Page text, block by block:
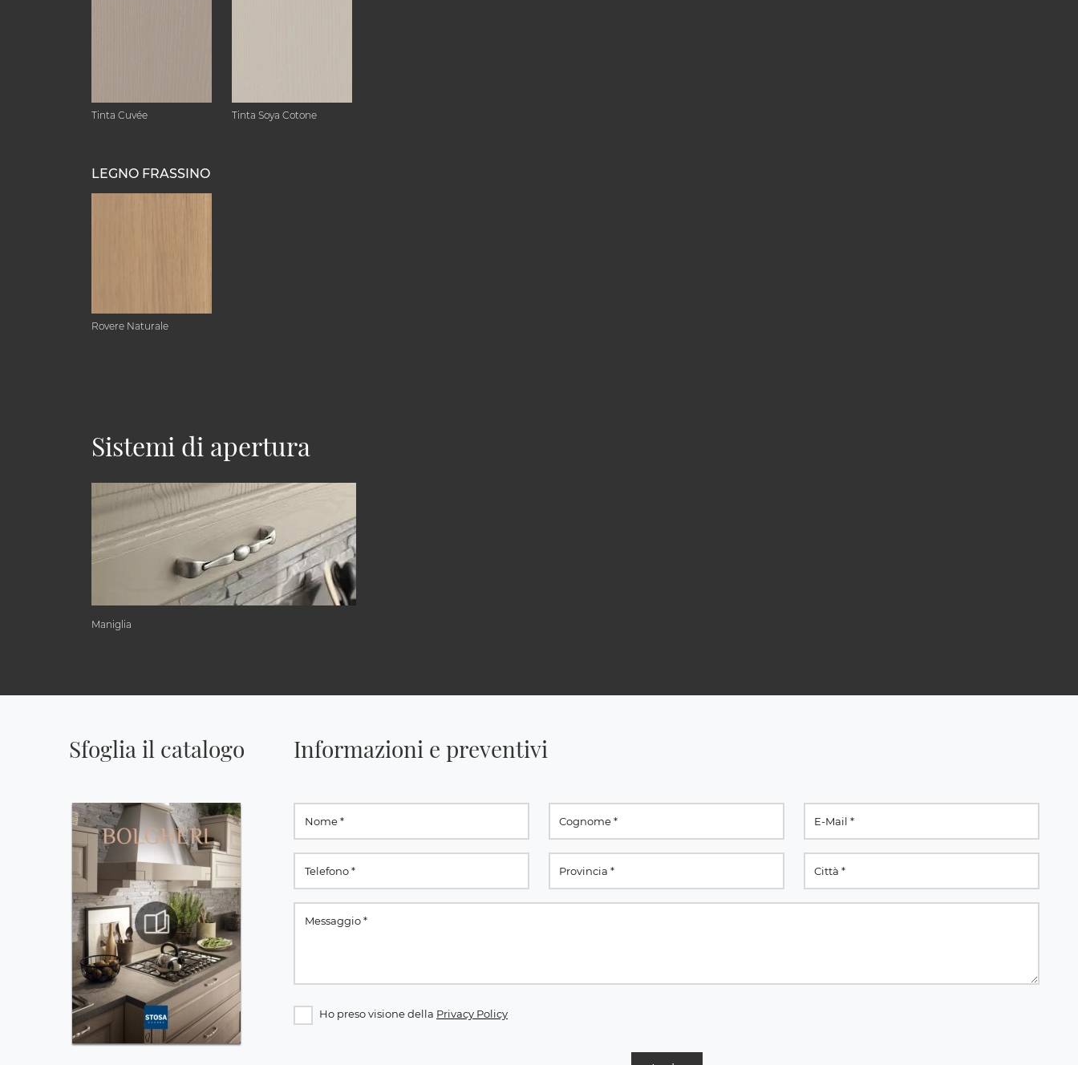
Tinta Cuvée Tinta Soya Cotone
LEGNO FRASSINO
Rovere Naturale
Sistemi di apertura
Maniglia
Sfoglia il catalogo Informazioni e preventivi
Ho preso visione della Privacy Policy